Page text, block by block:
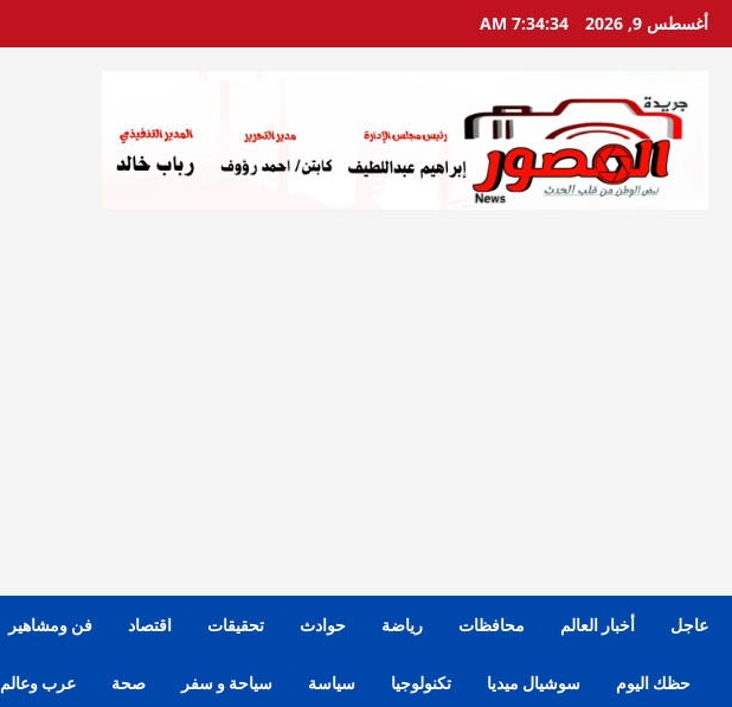
تخطيأغسطس 9, 2026 7:34:35 AM
عاجل أخبار العالم محافظات رياضة حوادث تحقيقات اقتصاد فن ومشاهير
حظك اليوم سوشيال ميديا تكنولوجيا سياسة سياحة و سفر صحة عرب وعالم